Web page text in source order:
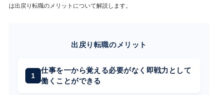
は出戻り転職のメリットについて解説します。
出戻り転職のメリット
仕事を一から覚える必要がなく即戦力として
働くことができる